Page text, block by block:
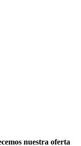
nuestra oferta